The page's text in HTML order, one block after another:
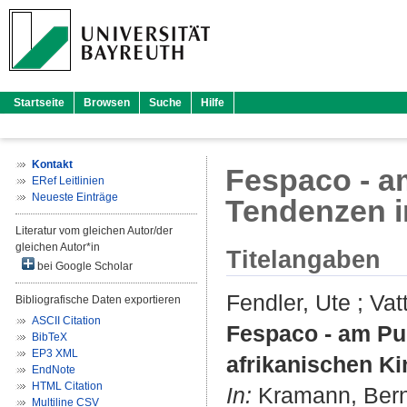
Startseite Browsen Suche Hilfe
Kontakt
ERef Leitlinien
Neueste Einträge
Literatur vom gleichen Autor/der
gleichen Autor*in
bei Google Scholar
Bibliografische Daten exportieren
ASCII Citation
BibTeX
EP3 XML
EndNote
HTML Citation
Multiline CSV
Fespaco -
Tendenzen
Titelangaben
Fendler, Ute ;
Fespaco - am
afrikanischen
In: Kramann,